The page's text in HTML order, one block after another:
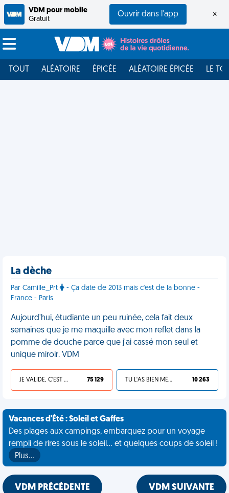
VDM pour mobile
Gratuit
Ouvrir dans l'app ×
TOUT ALÉATOIRE ÉPICÉE ALÉATOIRE ÉPICÉE LE
La dèche
Par Camille_Prt
- Ça date de 2013 mais c'est de la bonne -
France - Paris
Aujourd'hui, étudiante un peu ruinée, cela fait deux
semaines que je me maquille avec mon reflet dans la
pomme de douche parce que j'ai cassé mon seul et
unique miroir. VDM
JE VALIDE, C'EST UNE VDM 75 129 TU L'AS BIEN MÉRITÉ 10 263
Vacances d'Été : Soleil et Gaffes
Des plages aux campings, embarquez pour un voyage
rempli de rires sous le soleil... et quelques coups de soleil !
Plus…
VDM PRÉCÉDENTE VDM SUIVANTE